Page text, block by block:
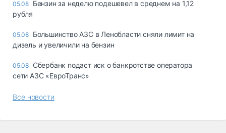
05.08 Бензин за неделю подешевел в среднем на 1,12
рубля
05.08 Большинство АЗС в Ленобласти сняли лимит на
дизель и увеличили на бензин
05.08 Сбербанк подаст иск о банкротстве оператора
сети АЗС «ЕвроТранс»
Все новости